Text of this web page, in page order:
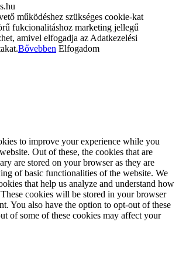
működéshez szükséges cookie-kat
fukcionalitáshoz marketing jellegű
amivel elfogadja az Adatkezelési
Bővebben Elfogadom
to improve your experience while you
Out of these, the cookies that are
are stored on your browser as they are
of basic functionalities of the website. We
that help us analyze and understand how
cookies will be stored in your browser
You also have the option to opt-out of these
of some of these cookies may affect your